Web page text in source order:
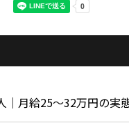
｜月給25〜32万円の実